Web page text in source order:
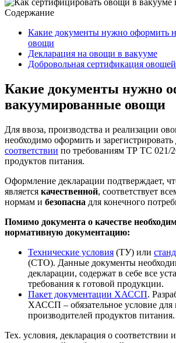
Содержание
Какие документы нужно оформить
овощи
Декларация на овощи в вакууме
Добровольная сертификация
Какие документы нужно
вакуумированные овощи
Для ввоза, производства и реализации
необходимо оформить и зарегистрировать
соответствии по требованиям ТР ТС 021/
продуктов питания.
Оформление декларации подтверждает,
является качественной, соответствует
нормам и безопасна для конечного
Помимо документа о качестве
нормативную документацию:
Технические условия (ТУ) или
(СТО). Данные документы
декларации, содержат в себе все
требования к готовой продукции.
Пакет документации ХАССП.
ХАССП – обязательное условие для
производителей продуктов питания.
Тех. условия, декларация о